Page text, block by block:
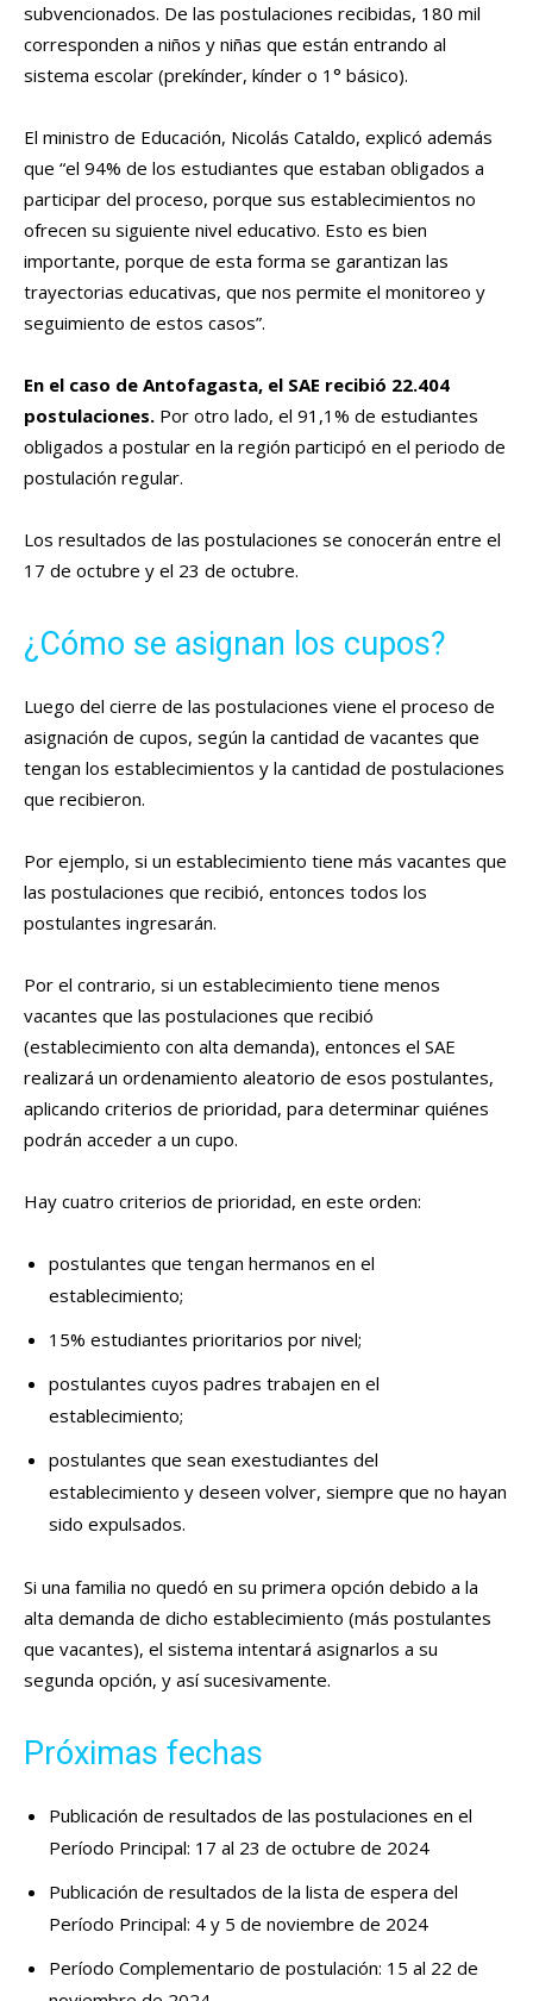
subvencionados. De las postulaciones recibidas, 180 mil
corresponden a niños y niñas que están entrando al
sistema escolar (prekínder, kínder o 1° básico).
El ministro de Educación, Nicolás Cataldo, explicó además
que “el 94% de los estudiantes que estaban obligados a
participar del proceso, porque sus establecimientos no
ofrecen su siguiente nivel educativo. Esto es bien
importante, porque de esta forma se garantizan las
trayectorias educativas, que nos permite el monitoreo y
seguimiento de estos casos”.
En el caso de Antofagasta, el SAE recibió 22.404
postulaciones. Por otro lado, el 91,1% de estudiantes
obligados a postular en la región participó en el periodo de
postulación regular.
Los resultados de las postulaciones se conocerán entre el
17 de octubre y el 23 de octubre.
¿Cómo se asignan los cupos?
Luego del cierre de las postulaciones viene el proceso de
asignación de cupos, según la cantidad de vacantes que
tengan los establecimientos y la cantidad de postulaciones
que recibieron.
Por ejemplo, si un establecimiento tiene más vacantes que
las postulaciones que recibió, entonces todos los
postulantes ingresarán.
Por el contrario, si un establecimiento tiene menos
vacantes que las postulaciones que recibió
(establecimiento con alta demanda), entonces el SAE
realizará un ordenamiento aleatorio de esos postulantes,
aplicando criterios de prioridad, para determinar quiénes
podrán acceder a un cupo.
Hay cuatro criterios de prioridad, en este orden:
postulantes que tengan hermanos en el
establecimiento;
15% estudiantes prioritarios por nivel;
postulantes cuyos padres trabajen en el
establecimiento;
postulantes que sean exestudiantes del
establecimiento y deseen volver, siempre que no hayan
sido expulsados.
Si una familia no quedó en su primera opción debido a la
alta demanda de dicho establecimiento (más postulantes
que vacantes), el sistema intentará asignarlos a su
segunda opción, y así sucesivamente.
Próximas fechas
Publicación de resultados de las postulaciones en el
Período Principal: 17 al 23 de octubre de 2024
Publicación de resultados de la lista de espera del
Período Principal: 4 y 5 de noviembre de 2024
Período Complementario de postulación: 15 al 22 de